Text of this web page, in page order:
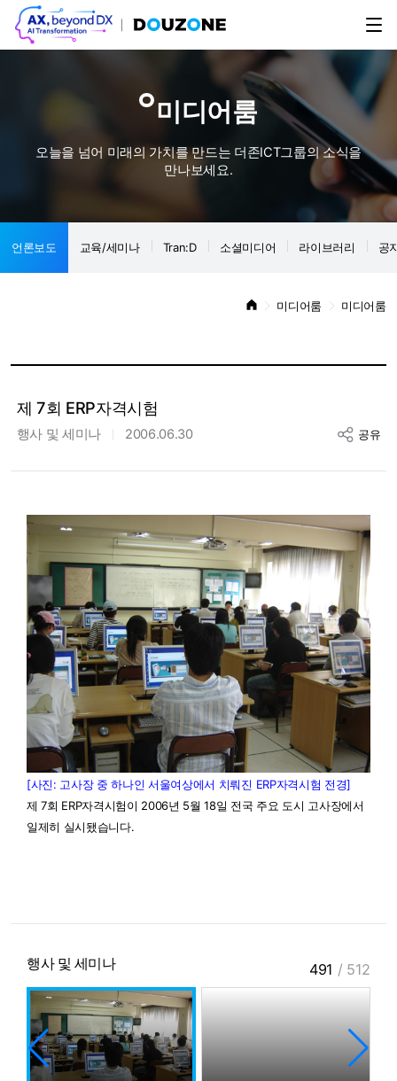
미디어룸
오늘을 넘어 미래의 가치를 만드는 더존ICT그룹의 소식을
만나보세요.
언론보도 교육/세미나 Tran:D 소셜미디어 라이브러리 공
미디어룸 미디어룸
제 7회 ERP자격시험
행사 및 세미나 2006.06.30 공유
[사진: 고사장 중 하나인 서울여상에서 치뤄진 ERP자격시험 전경]
제 7회 ERP자격시험이 2006년 5월 18일 전국 주요 도시 고사장에서
일제히 실시됐습니다.
행사 및 세미나 491 / 512